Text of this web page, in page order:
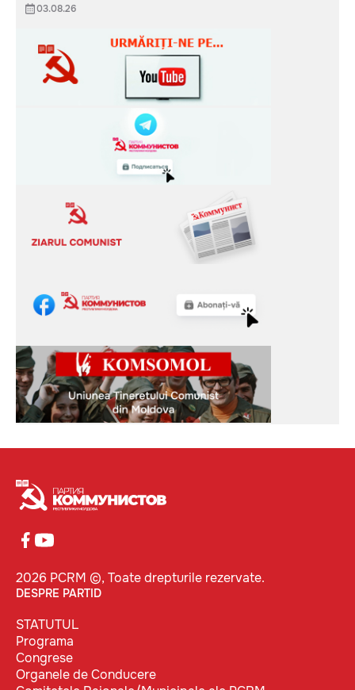
03.08.26
2026 PCRM ©, Toate drepturile rezervate.
DESPRE PARTID
STATUTUL
Programa
Congrese
Organele de Conducere